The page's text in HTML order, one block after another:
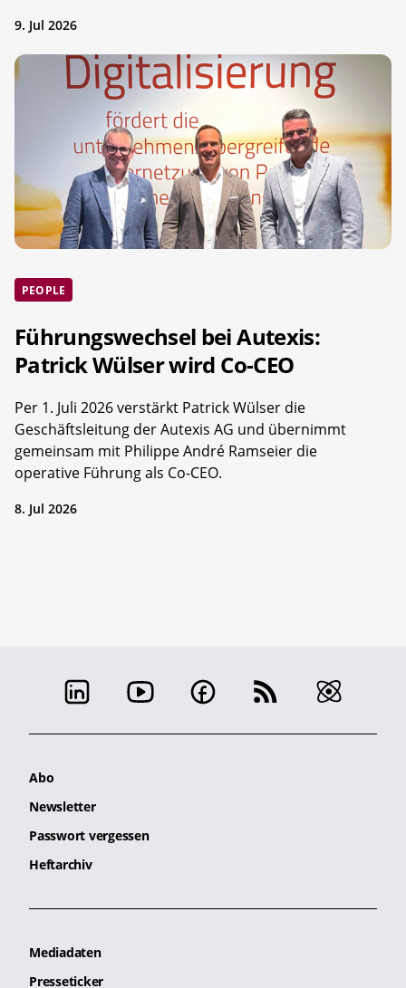
9. Jul 2026
PEOPLE
Führungswechsel bei Autexis:
Patrick Wülser wird Co-CEO
Per 1. Juli 2026 verstärkt Patrick Wülser die
Geschäftsleitung der Autexis AG und übernimmt
gemeinsam mit Philippe André Ramseier die
operative Führung als Co-CEO.
8. Jul 2026
Abo
Newsletter
Passwort vergessen
Heftarchiv
Mediadaten
Presseticker